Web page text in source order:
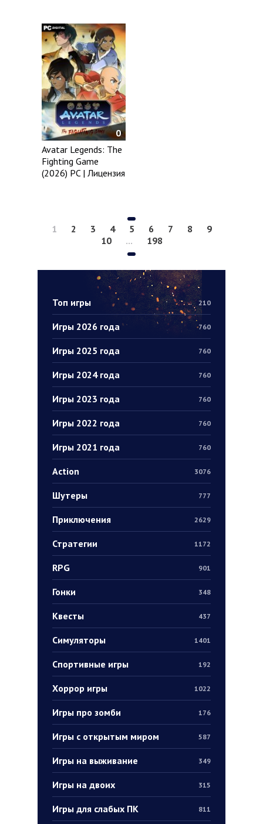
Топ игры 210
Игры 2026 года 760
Игры 2025 года 760
Игры 2024 года 760
Игры 2023 года 760
Игры 2022 года 760
Игры 2021 года 760
Action 3076
Шутеры 777
Приключения 2629
Стратегии 1172
RPG 901
Гонки 348
Квесты 437
Симуляторы 1401
Спортивные игры 192
Хоррор игры 1022
Игры про зомби 176
Игры с открытым миром 587
Игры на выживание 349
Игры на двоих 315
Игры для слабых ПК 811
0
Avatar Legends: The
Fighting Game
(2026) PC | Лицензия
1 2 3 4 5 6 7 8
9
10
... 198